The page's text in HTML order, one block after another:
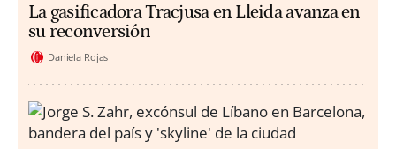
La gasificadora Tracjusa en Lleida avanza en
su reconversión
Daniela Rojas